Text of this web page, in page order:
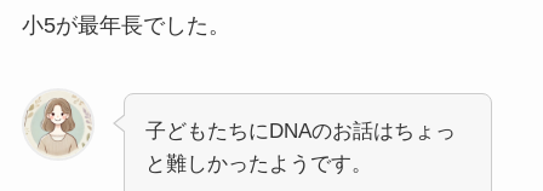
小5が最年長でした。
子どもたちにDNAのお話はちょっ
と難しかったようです。